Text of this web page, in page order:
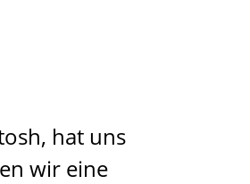
hat uns
wir eine